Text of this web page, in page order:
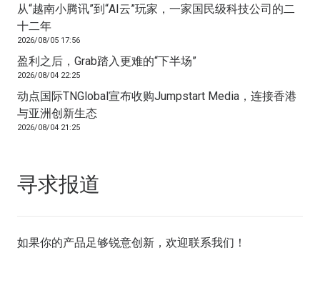
从“越南小腾讯”到“AI云”玩家，一家国民级科技公司的二
十二年
2026/08/05 17:56
盈利之后，Grab踏入更难的“下半场”
2026/08/04 22:25
动点国际TNGlobal宣布收购Jumpstart Media，连接香港
与亚洲创新生态
2026/08/04 21:25
寻求报道
如果你的产品足够锐意创新，欢迎联系我们 ！